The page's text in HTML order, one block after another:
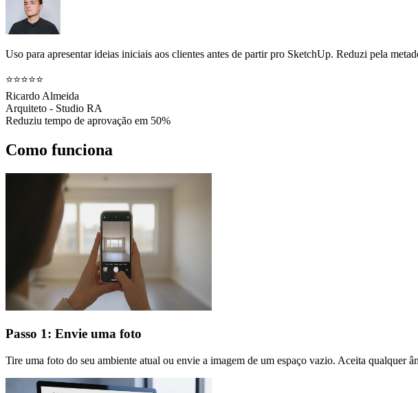
Uso para apresentar ideias iniciais aos clientes antes de partir pro SketchUp. Reduzi pela
⭐⭐⭐⭐⭐
Ricardo Almeida
Arquiteto - Studio RA
Reduziu tempo de aprovação em 50%
Como funciona
Passo 1: Envie uma foto
Tire uma foto do seu ambiente atual ou envie a imagem de um espaço vazio. Aceita qualquer